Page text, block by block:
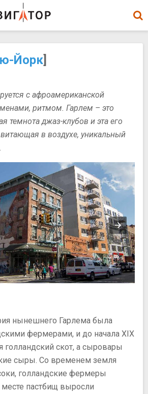
Йорк]
с афроамериканской
ритмом. Гарлем – это
темнота джаз-клубов и эта его
в воздухе, уникальный
нынешнего Гарлема была
фермерами, и до начала XIX
голландский скот, а сыровары
сыры. Со временем земля
голландские фермеры
месте пастбищ выросли